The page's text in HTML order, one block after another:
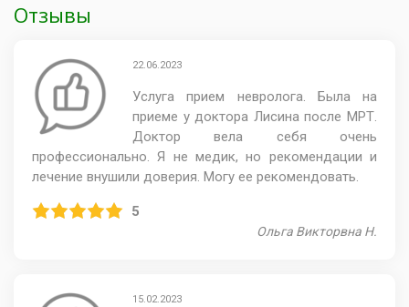
Отзывы
22.06.2023
Услуга прием невролога. Была на
приеме у доктора Лисина после МРТ.
Доктор вела себя очень
профессионально. Я не медик, но рекомендации и
лечение внушили доверия. Могу ее рекомендовать.
5
Ольга Викторвна Н.
15.02.2023